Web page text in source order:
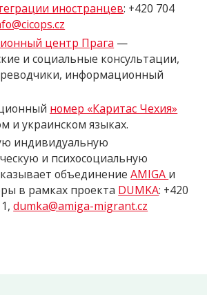
иностранцев: +420 704
центр Прага —
и социальные консультации,
информационный
номер «Каритас Чехия»
и украинском языках.
индивидуальную
и психосоциальную
объединениеAMIGA и
в рамках проекта DUMKA: +420
dumka@amiga-migrant.cz